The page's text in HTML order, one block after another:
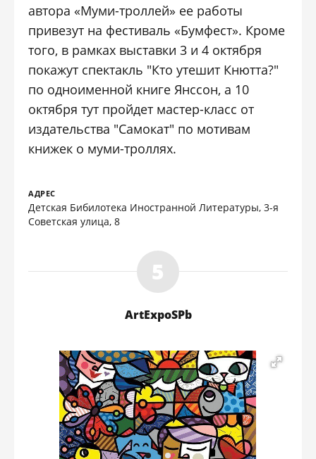
автора «Муми-троллей» ее работы
привезут на фестиваль «Бумфест». Кроме
того, в рамках выставки 3 и 4 октября
покажут спектакль "Кто утешит Кнютта?"
по одноименной книге Янссон, а 10
октября тут пройдет мастер-класс от
издательства "Самокат" по мотивам
книжек о муми-троллях.
АДРЕС
Детская Бибилотека Иностранной Литературы, 3-я
Советская улица, 8
ArtExpoSPb